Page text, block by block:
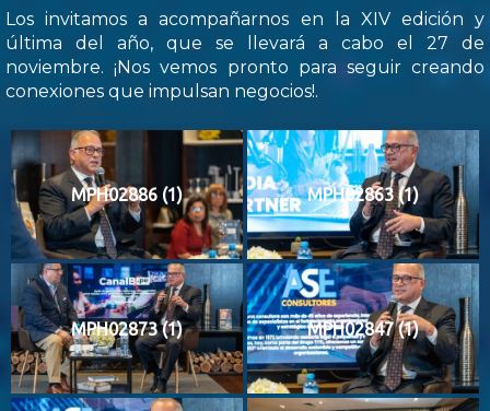
Los invitamos a acompañarnos en la XIV edición y
última del año, que se llevará a cabo el 27 de
noviembre. ¡Nos vemos pronto para seguir creando
conexiones que impulsan negocios!.
MPH02886 (1) MPH02863 (1)
MPH02873 (1) MPH02847 (1)